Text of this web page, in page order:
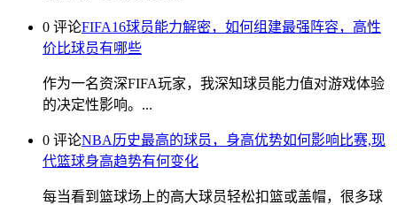
0 评论FIFA16球员能力解密，如何组建最强阵容，高性
价比球员有哪些
作为一名资深FIFA玩家，我深知球员能力值对游戏体验
的决定性影响。...
0 评论NBA历史最高的球员，身高优势如何影响比赛,现
代篮球身高趋势有何变化
每当看到篮球场上的高大球员轻松扣篮或盖帽，很多球